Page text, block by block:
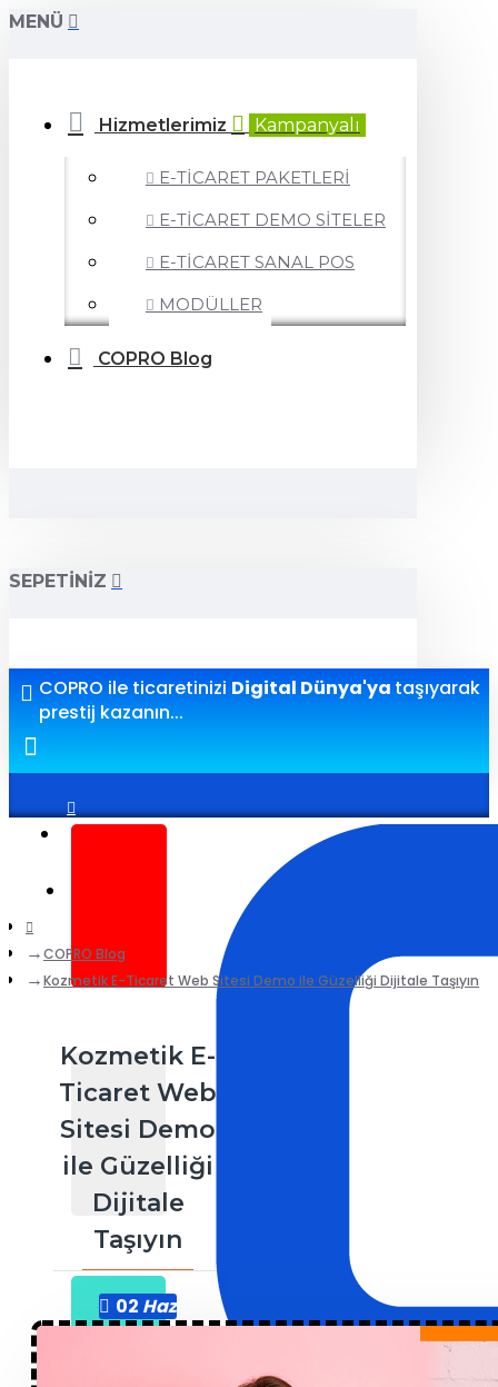
MENÜ
Hizmetlerimiz Kampanyalı
E-TİCARET PAKETLERİ
E-TİCARET DEMO SİTELER
E-TİCARET SANAL POS
MODÜLLER
COPRO Blog
SEPETINIZ
COPRO ile ticaretinizi Digital Dünya'ya taşıyarak
prestij kazanın...
Giriş yap
COPRO Blog
Kozmetik E-Ticaret Web Sitesi Demo ile Güzelliği Dijitale Taşıyın
Kozmetik E-
Ticaret Web
Sitesi Demo
ile Güzelliği
Dijitale
Taşıyın
02 Haz